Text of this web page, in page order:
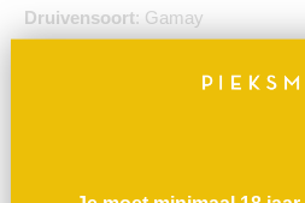
Druivensoort: Gamay
van grijs en groen leisteen en